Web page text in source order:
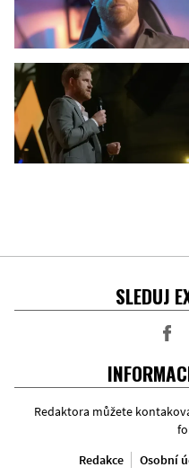
SLEDUJ
Redaktora můžete
Redakce
Osobní